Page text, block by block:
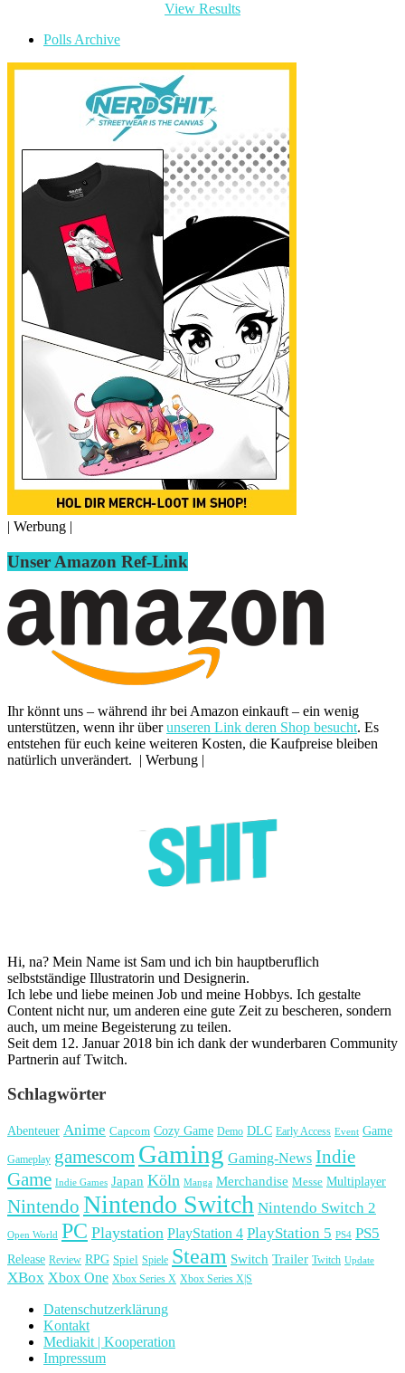
View Results
Polls Archive
| Werbung |
Unser Amazon Ref-Link
Ihr könnt uns – während ihr bei Amazon einkauft – ein wenig
unterstützen, wenn ihr überunseren Link deren Shop besucht. Es
entstehen für euch keine weiteren Kosten, die Kaufpreise bleiben
natürlich unverändert. | Werbung |
Hi, na? Mein Name ist Sam und ich bin hauptberuflich
selbstständige Illustratorin und Designerin.
Ich lebe und liebe meinen Job und meine Hobbys. Ich gestalte
Content nicht nur, um anderen eine gute Zeit zu bescheren, sondern
auch, um meine Begeisterung zu teilen.
Seit dem 12. Januar 2018 bin ich dank der wunderbaren Community
Partnerin auf Twitch.
Schlagwörter
Abenteuer Anime Capcom Cozy Game Demo DLC Early Access Event Game
Gameplay gamescom Gaming Gaming-News Indie
Game Indie Games Japan Köln Manga Merchandise Messe Multiplayer
Nintendo Nintendo Switch Nintendo Switch 2
Open World PC Playstation PlayStation 4 PlayStation 5 PS4 PS5
Release Review RPG Spiel Spiele Steam Switch Trailer Twitch Update
XBox Xbox One Xbox Series X Xbox Series X|S
Datenschutzerklärung
Kontakt
Mediakit | Kooperation
Impressum